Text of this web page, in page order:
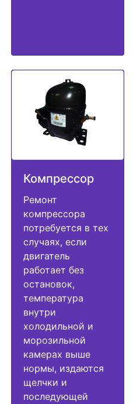
Компрессор
Ремонт
компрессора
потребуется в тех
случаях, если
двигатель
работает без
остановок,
температура
внутри
холодильной и
морозильной
камерах выше
нормы, издаются
щелчки и
последующей